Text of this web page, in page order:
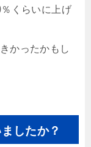
くらいに上げ
かったかもし
したか？